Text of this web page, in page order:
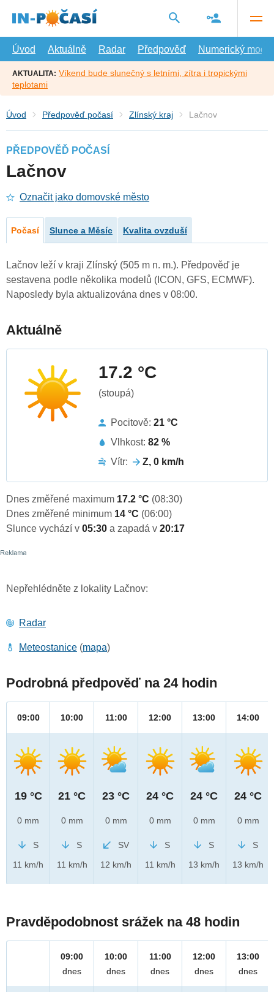
hlavní
Úvod
Aktuálně Radar Předpověď Numerický model
AKTUALITA: Víkend bude slunečný s letními, zítra i tropickými
teplotami
Úvod Předpověď počasí Zlínský kraj Lačnov
PŘEDPOVĚĎ POČASÍ
Lačnov
Označit jako domovské město
Počasí Slunce a Měsíc Kvalita ovzduší
Lačnov leží v kraji Zlínský (505 m n. m.). Předpověď je
sestavena podle několika modelů (ICON, GFS, ECMWF).
Naposledy byla aktualizována dnes v 08:00.
Aktuálně
17.2 °C
(stoupá)
Pocitově: 21 °C
Vlhkost: 82 %
Vítr:
Z, 0 km/h
Dnes změřené maximum 17.2 °C (08:30)
Dnes změřené minimum 14 °C (06:00)
Slunce vychází v 05:30 a zapadá v 20:17
Nepřehlédněte z lokality Lačnov:
Radar
Meteostanice (mapa)
Podrobná předpověď na 24 hodin
09:00
19 °C
0 mm
S
11 km/h
10:00
21 °C
0 mm
S
11 km/h
11:00
23 °C
0 mm
SV
12 km/h
12:00
24 °C
0 mm
S
11 km/h
13:00
24 °C
0 mm
S
13 km/h
14:00
24 °C
0 mm
S
13 km/h
Pravděpodobnost srážek na 48 hodin
09:00
dnes
10:00
dnes
11:00
dnes
12:00
dnes
13:00
dnes